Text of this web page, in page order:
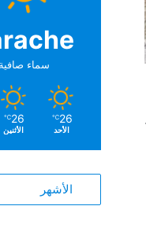
سماء صافية
26
℃
الأحد
26
℃
الأثنين
الأشهر